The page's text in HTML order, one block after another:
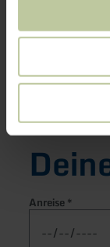
Sie können
Führung"bei
Anreise*